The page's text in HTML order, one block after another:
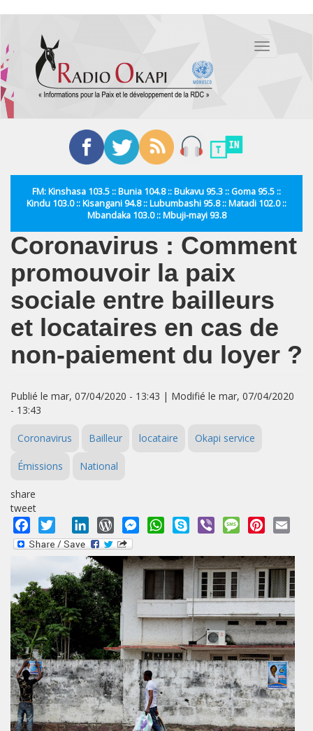
contenu
principal
Toggle
FM: Kinshasa 103.5 :: Bunia 104.8 :: Bukavu 95.3 :: Goma 95.5 ::
Kindu 103.0 :: Kisangani 94.8 :: Lubumbashi 95.8 :: Matadi 102.0 ::
Mbandaka 103.0 :: Mbuji-mayi 93.8
Coronavirus : Comment
promouvoir la paix
sociale entre bailleurs
et locataires en cas de
non-paiement du loyer ?
Publié le mar, 07/04/2020 - 13:43 | Modifié le mar, 07/04/2020
- 13:43
Coronavirus Bailleur locataire Okapi service
Émissions National
share
tweet
Facebook
Twitter LinkedInWordPressMessengerWhatsApp
Skype Viber MessagePinterest